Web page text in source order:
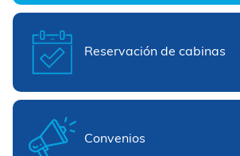
Reservación de cabinas
Convenios